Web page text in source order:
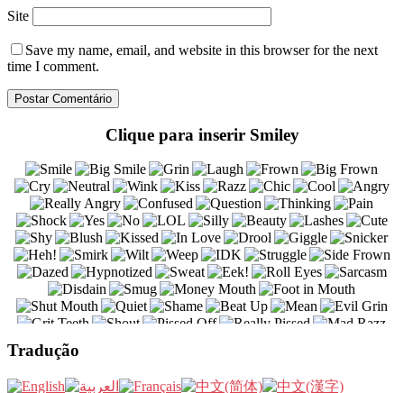
Site
Save my name, email, and website in this browser for the next
time I comment.
Clique para inserir Smiley
Tradução